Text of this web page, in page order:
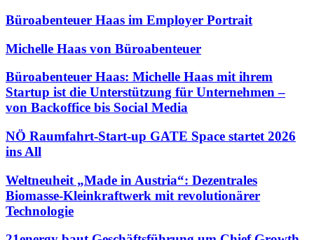
Büroabenteuer Haas im Employer Portrait
Michelle Haas von Büroabenteuer
Büroabenteuer Haas: Michelle Haas mit ihrem
Startup ist die Unterstützung für Unternehmen –
von Backoffice bis Social Media
NÖ Raumfahrt-Start-up GATE Space startet 2026
ins All
Weltneuheit „Made in Austria“: Dezentrales
Biomasse-Kleinkraftwerk mit revolutionärer
Technologie